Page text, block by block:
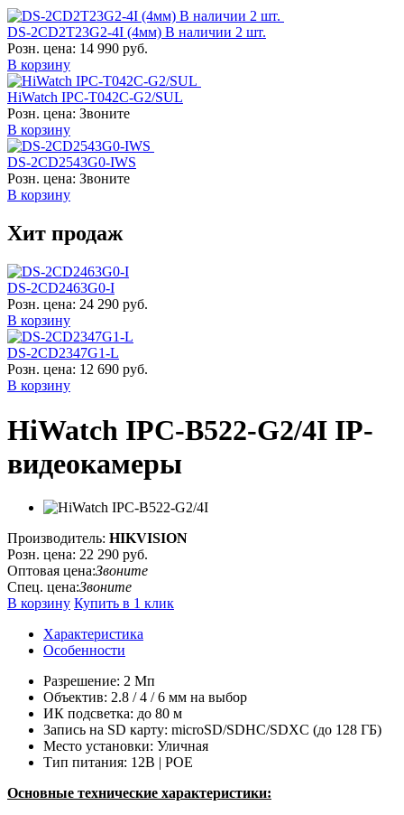
DS-2CD2T23G2-4I (4мм) В наличии 2 шт.
Розн. цена: 14 990 руб.
В корзину
HiWatch IPC-T042C-G2/SUL
Розн. цена: Звоните
В корзину
DS-2CD2543G0-IWS
Розн. цена: Звоните
В корзину
Хит продаж
DS-2CD2463G0-I
Розн. цена: 24 290 руб.
В корзину
DS-2CD2347G1-L
Розн. цена: 12 690 руб.
В корзину
HiWatch IPC-B522-G2/4I IP-
видеокамеры
Производитель: HIKVISION
Розн. цена: 22 290 руб.
Оптовая цена:Звоните
Спец. цена:Звоните
В корзину Купить в 1 клик
Характеристика
Особенности
Разрешение: 2 Мп
Объектив: 2.8 / 4 / 6 мм на выбор
ИК подсветка: до 80 м
Запись на SD карту: microSD/SDHC/SDXC (до 128 ГБ)
Место установки: Уличная
Тип питания: 12В | POE
Основные технические характеристики: